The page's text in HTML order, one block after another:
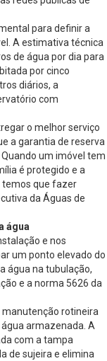
para definir a
A estimativa técnica
de água por dia para
por cinco
diários, a
com
o melhor serviço
a garantia de reserva
um imóvel tem
é protegido e a
temos que fazer
da Águas de
água
e nos
um ponto elevado do
água na tubulação,
e a norma 5626 da
rotineira
armazenada. A
com a tampa
de sujeira e elimina